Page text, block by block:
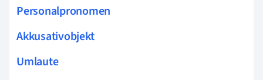
Personalpronomen
Akkusativobjekt
Umlaute